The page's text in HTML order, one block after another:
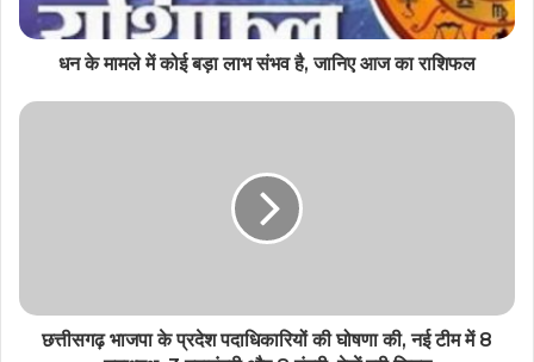
धन के मामले में कोई बड़ा लाभ संभव है, जानिए आज का राशिफल
छत्तीसगढ़ भाजपा के प्रदेश पदाधिकारियों की घोषणा की, नई टीम में 8